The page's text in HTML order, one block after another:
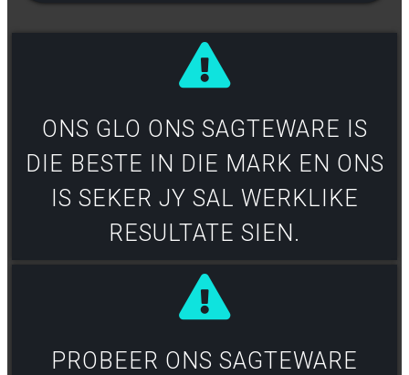
ONS GLO ONS SAGTEWARE IS
DIE BESTE IN DIE MARK EN ONS
IS SEKER JY SAL WERKLIKE
RESULTATE SIEN.
PROBEER ONS SAGTEWARE